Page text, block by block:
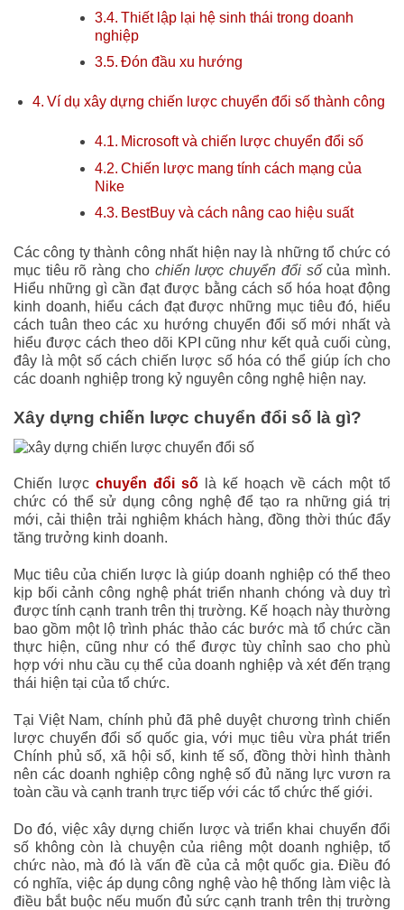
Thiết lập lại hệ sinh thái trong doanh
nghiệp
Đón đầu xu hướng
Ví dụ xây dựng chiến lược chuyển đổi số thành công
Microsoft và chiến lược chuyển đổi số
Chiến lược mang tính cách mạng của
Nike
BestBuy và cách nâng cao hiệu suất
Các công ty thành công nhất hiện nay là những tổ chức có
mục tiêu rõ ràng cho chiến lược chuyển đổi sốcủa mình.
Hiểu những gì cần đạt được bằng cách số hóa hoạt động
kinh doanh, hiểu cách đạt được những mục tiêu đó, hiểu
cách tuân theo các xu hướng chuyển đổi số mới nhất và
hiểu được cách theo dõi KPI cũng như kết quả cuối cùng,
đây là một số cách chiến lược số hóa có thể giúp ích cho
các doanh nghiệp trong kỷ nguyên công nghệ hiện nay.
Xây dựng chiến lược chuyển đổi số là gì?
Chiến lược chuyển đổi số là kế hoạch về cách một tổ
chức có thể sử dụng công nghệ để tạo ra những giá trị
mới, cải thiện trải nghiệm khách hàng, đồng thời thúc đẩy
tăng trưởng kinh doanh.
Mục tiêu của chiến lược là giúp doanh nghiệp có thể theo
kịp bối cảnh công nghệ phát triển nhanh chóng và duy trì
được tính cạnh tranh trên thị trường. Kế hoạch này thường
bao gồm một lộ trình phác thảo các bước mà tổ chức cần
thực hiện, cũng như có thể được tùy chỉnh sao cho phù
hợp với nhu cầu cụ thể của doanh nghiệp và xét đến trạng
thái hiện tại của tổ chức.
Tại Việt Nam, chính phủ đã phê duyệt chương trình chiến
lược chuyển đổi số quốc gia, với mục tiêu vừa phát triển
Chính phủ số, xã hội số, kinh tế số, đồng thời hình thành
nên các doanh nghiệp công nghệ số đủ năng lực vươn ra
toàn cầu và cạnh tranh trực tiếp với các tổ chức thế giới.
Do đó, việc xây dựng chiến lược và triển khai chuyển đổi
số không còn là chuyện của riêng một doanh nghiệp, tổ
chức nào, mà đó là vấn đề của cả một quốc gia. Điều đó
có nghĩa, việc áp dụng công nghệ vào hệ thống làm việc là
điều bắt buộc nếu muốn đủ sức cạnh tranh trên thị trường